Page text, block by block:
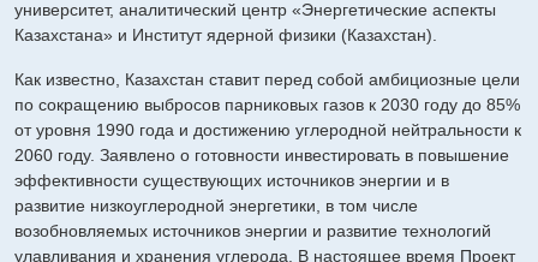
университет, аналитический центр «Энергетические аспекты
Казахстана» и Институт ядерной физики (Казахстан).
Как известно, Казахстан ставит перед собой амбициозные цели
по сокращению выбросов парниковых газов к 2030 году до 85%
от уровня 1990 года и достижению углеродной нейтральности к
2060 году. Заявлено о готовности инвестировать в повышение
эффективности существующих источников энергии и в
развитие низкоуглеродной энергетики, в том числе
возобновляемых источников энергии и развитие технологий
улавливания и хранения углерода. В настоящее время Проект